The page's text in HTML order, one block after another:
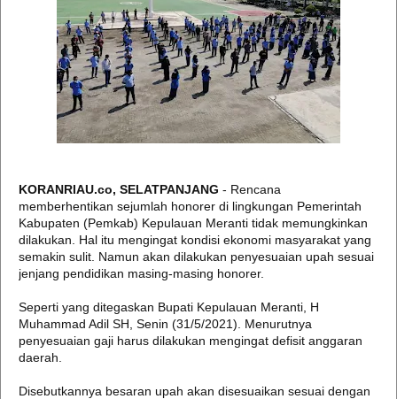
KORANRIAU.co, SELATPANJANG - Rencana
memberhentikan sejumlah honorer di lingkungan Pemerintah
Kabupaten (Pemkab) Kepulauan Meranti tidak memungkinkan
dilakukan. Hal itu mengingat kondisi ekonomi masyarakat yang
semakin sulit. Namun akan dilakukan penyesuaian upah sesuai
jenjang pendidikan masing-masing honorer.
Seperti yang ditegaskan Bupati Kepulauan Meranti, H
Muhammad Adil SH, Senin (31/5/2021). Menurutnya
penyesuaian gaji harus dilakukan mengingat defisit anggaran
daerah.
Disebutkannya besaran upah akan disesuaikan sesuai dengan